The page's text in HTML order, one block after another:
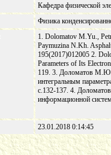
Кафедра физической
Физика
1. Dolomatov M.Yu.,
Paymuzina N.Kh.
195(2017)012005 2.
Parameters of Its
119. 3. Доломатов
интегральным
с.132-137. 4.
информационной
23.01.2018 0:14:45